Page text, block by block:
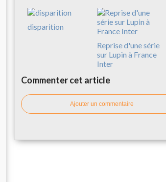
disparition
Reprise d'une série
sur Lupin à France
Inter
Commenter cet article
Ajouter un commentaire